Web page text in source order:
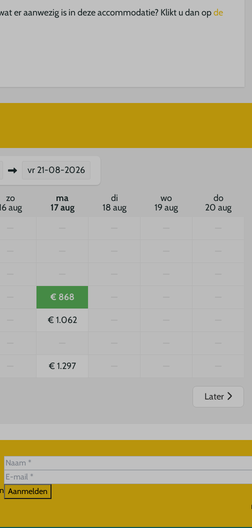
er aanwezig is in deze accommodatie? Klikt u dan opde
vr 21-08-2026
zo
aug
ma
17 aug
di
18 aug
wo
19 aug
do
20 aug
€ 868
€ 1.062
€ 1.297
Later
Aanmelden